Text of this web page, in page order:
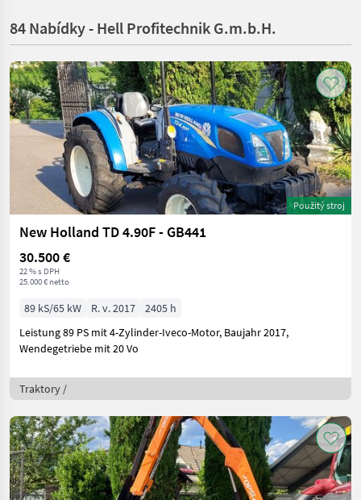
84 Nabídky - Hell Profitechnik G.m.b.H.
Použitý stroj
New Holland TD 4.90F - GB441
30.500 €
22 % s DPH
25.000 € netto
89 kS/65 kW R. v. 2017
2405 h
Leistung 89 PS mit 4-Zylinder-Iveco-Motor, Baujahr 2017,
Wendegetriebe mit 20 Vo
Traktory /